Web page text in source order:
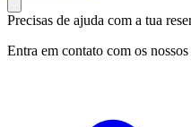
Precisas de ajuda com a tua
Entra em contato com os